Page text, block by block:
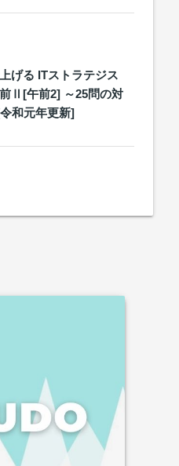
げる ITストラテジス
前Ⅱ[午前2] ～25問の対
和元年更新]